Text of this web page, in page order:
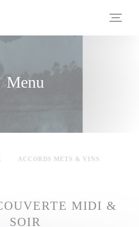
Menu
ACCORDS METS & VINS
MIDI &
SOIR